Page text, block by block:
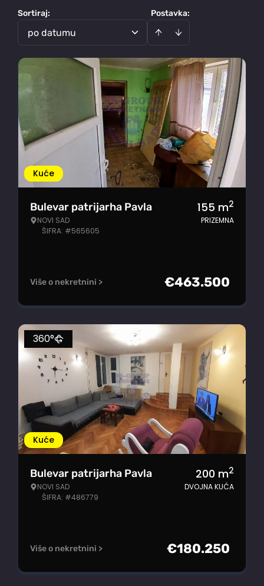
Postavka:
Sortiraj:
po datumu
Kuće
Bulevar patrijarha Pavla
NOVI SAD
ŠIFRA: #565605
155 m2
PRIZEMNA
Više o nekretnini > €463.500
Kuće
360°
Bulevar patrijarha Pavla
NOVI SAD
ŠIFRA: #486779
200 m2
DVOJNA KUĆA
Više o nekretnini > €180.250